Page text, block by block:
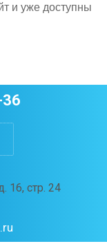
и уже доступны
16, стр. 24